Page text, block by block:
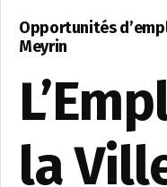
Opportunités
Meyrin
la